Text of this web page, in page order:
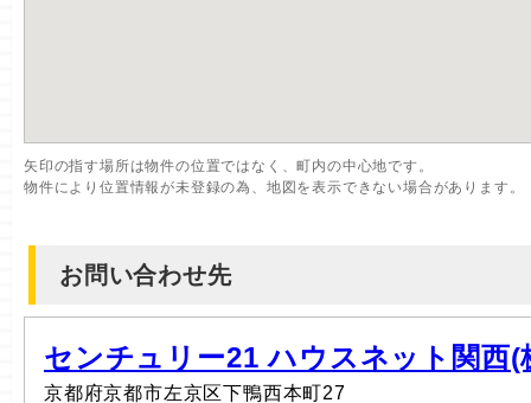
矢印の指す場所は物件の位置ではなく、町内の中心地です。
物件により位置情報が未登録の為、地図を表示できない場合があります。
お問い合わせ先
センチュリー21 ハウスネット関西(
京都府京都市左京区下鴨西本町27